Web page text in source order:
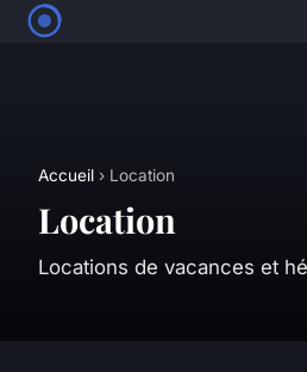
Accueil › Location
Location
Locations de vacances et